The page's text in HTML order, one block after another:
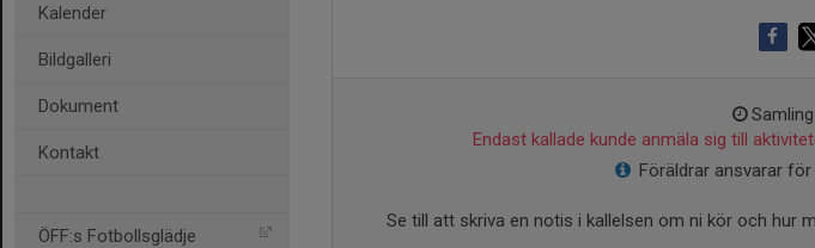
Kalender
Bildgalleri
Dokument
Kontakt
ÖFF:s Fotbollsglädje
Endast kallade kunde anmäla sig till
Föräldrar ansvarar
Se till att skriva en notis i kallelsen om ni kör och hur